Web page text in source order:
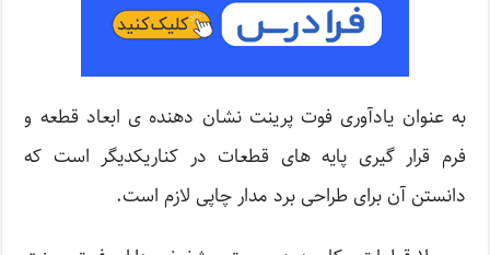
به عنوان یادآوری فوت پرینت نشان دهنده ی ابعاد قطعه و
فرم قرار گیری پایه های قطعات در کناریکدیگر است که
دانستن آن برای طراحی برد مدار چاپی لازم است.